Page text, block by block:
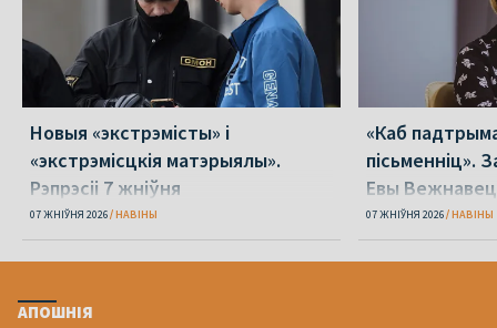
Новыя «экстрэмісты» і
«экстрэмісцкія матэрыялы».
Рэпрэсіі 7 жніўня
07 ЖНІЎНЯ 2026 НАВІНЫ
«Каб
пісьменніц».
Евы Вежнавец
07 ЖНІЎНЯ 2026 НАВІНЫ
АПОШНІЯ